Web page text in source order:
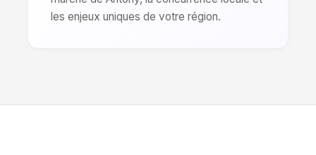
les enjeux uniques de votre région.